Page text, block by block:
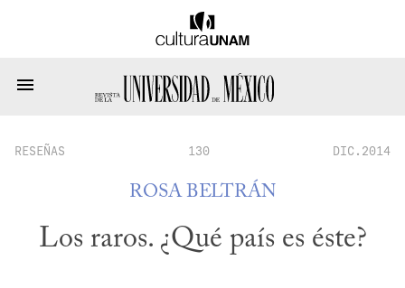
RESEÑAS 130 DIC.2014
ROSA BELTRÁN
Los raros. ¿Qué país es éste?